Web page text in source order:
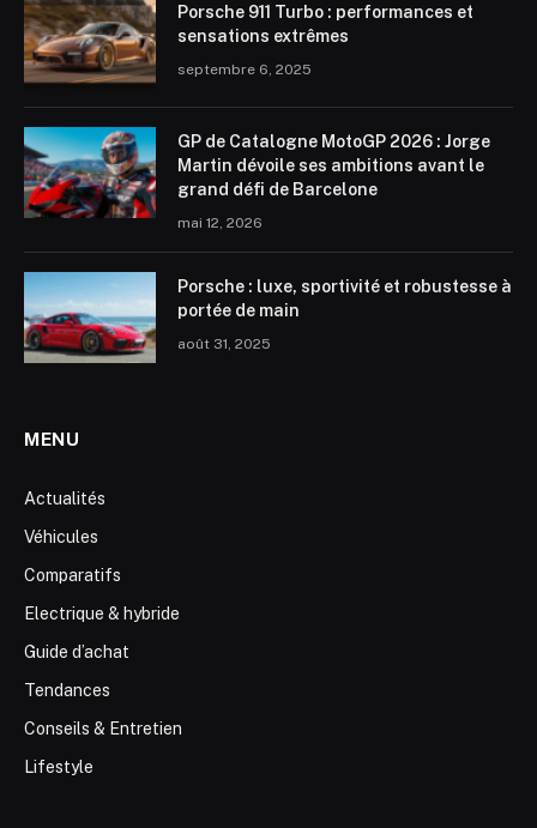
Porsche 911 Turbo : performances et
sensations extrêmes
septembre 6, 2025
GP de Catalogne MotoGP 2026 : Jorge
Martin dévoile ses ambitions avant le
grand défi de Barcelone
mai 12, 2026
Porsche : luxe, sportivité et robustesse à
portée de main
août 31, 2025
MENU
Actualités
Véhicules
Comparatifs
Electrique & hybride
Guide d’achat
Tendances
Conseils & Entretien
Lifestyle